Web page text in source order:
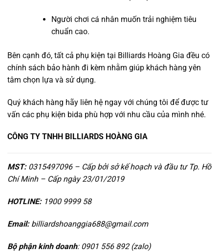
Người chơi cá nhân muốn trải nghiệm tiêu
chuẩn cao.
Bên cạnh đó, tất cả phụ kiện tại Billiards Hoàng Gia đều có
chính sách bảo hành đi kèm nhằm giúp khách hàng yên
tâm chọn lựa và sử dụng.
Quý khách hàng hãy liên hệ ngay với chúng tôi để được tư
vấn các phụ kiện bida phù hợp với nhu cầu của mình nhé.
CÔNG TY TNHH BILLIARDS HOÀNG GIA
MST:0315497096 – Cấp bởi sở kế hoạch và đầu tư Tp. Hồ
Chí Minh – Cấp ngày 23/01/2019
HOTLINE:1900 9999 58
Email:billiardshoanggia688@gmail.com
Bộ phận kinh doanh: 0901 556 892 (zalo)